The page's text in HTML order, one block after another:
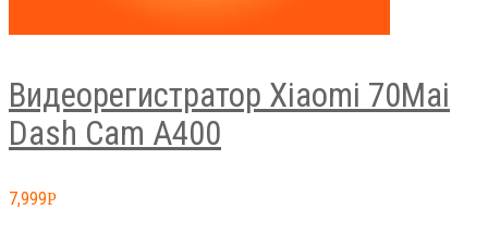
Видеорегистратор Xiaomi 70Mai
Dash Cam A400
7,999Р